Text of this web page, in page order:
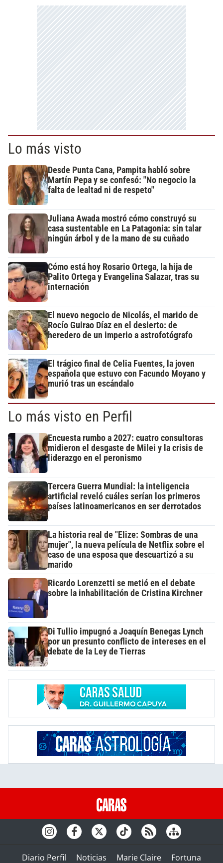
Lo más visto
Desde Punta Cana, Pampita habló sobre
Martín Pepa y se confesó: "No negocio la
falta de lealtad ni de respeto"
Juliana Awada mostró cómo construyó su
casa sustentable en La Patagonia: sin talar
ningún árbol y de la mano de su cuñado
Cómo está hoy Rosario Ortega, la hija de
Palito Ortega y Evangelina Salazar, tras su
internación
El nuevo negocio de Nicolás, el marido de
Rocío Guirao Díaz en el desierto: de
heredero de un imperio a astrofotógrafo
El trágico final de Celia Fuentes, la joven
española que estuvo con Facundo Moyano y
murió tras un escándalo
Lo más visto en Perfil
Encuesta rumbo a 2027: cuatro consultoras
midieron el desgaste de Milei y la crisis de
liderazgo en el peronismo
Tercera Guerra Mundial: la inteligencia
artificial reveló cuáles serían los primeros
países latinoamericanos en ser derrotados
La historia real de "Elize: Sombras de una
mujer", la nueva película de Netflix sobre el
caso de una esposa que descuartizó a su
marido
Ricardo Lorenzetti se metió en el debate
sobre la inhabilitación de Cristina Kirchner
Di Tullio impugnó a Joaquín Benegas Lynch
por un presunto conflicto de intereses en el
debate de la Ley de Tierras
Diario Perfil Noticias Marie Claire Fortuna